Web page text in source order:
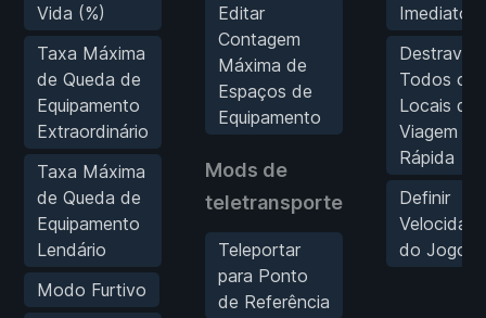
Vida (%)
Taxa Máxima
de Queda de
Equipamento
Extraordinário
Taxa Máxima
de Queda de
Equipamento
Lendário
Modo Furtivo
Editar
Contagem
Máxima de
Espaços de
Equipamento
Mods de
teletransporte
Teleportar
para Ponto
de Referência
Imediato
Destravar
Todos os
Locais de
Viagem
Rápida
Definir
do Jogo